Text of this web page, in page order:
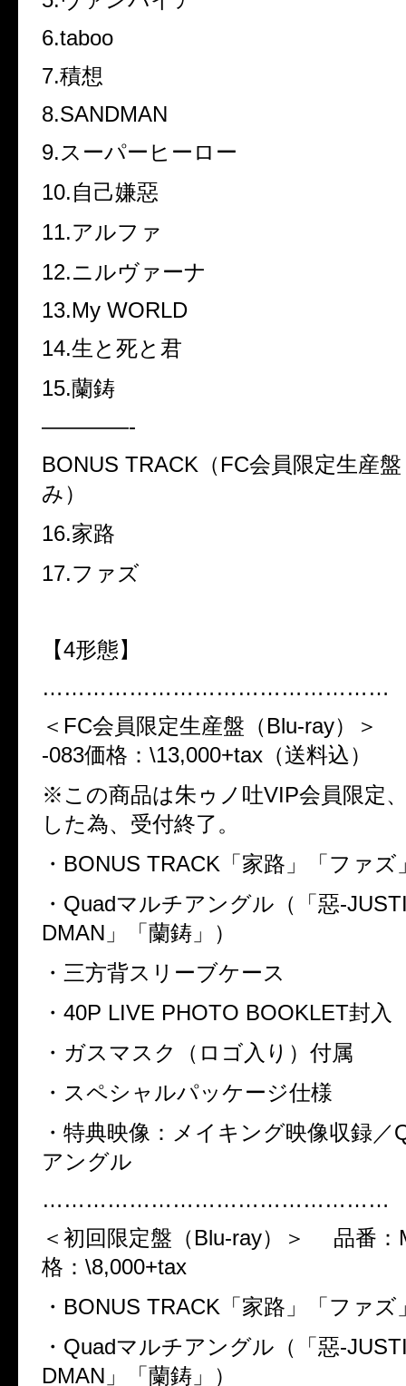
6.taboo
7.積想
8.SANDMAN
9. スーパーヒーロー
10.自己嫌惡
11.アルファ
12.ニルヴァーナ
13.My WORLD
14.生と死と君
15.蘭鋳
————-
BONUS TRACK （FC会員限定生産
み）
16.家路
17.ファズ
【4形態】
…………………………………………
＜ FC会員限定生産盤（Blu-ray）＞
-083価格： \13,000+tax （送料込）
※この商品は朱ゥノ吐VIP会員限定
した為、受付終了。
・ BONUS TRACK 「家路」「ファズ
・ Quadマルチアングル（「惡-
DMAN 」「蘭鋳」）
・三方背スリーブケース
・ 40P LIVE PHOTO BOOKLET封入
・ガスマスク（ロゴ入り）付属
・スペシャルパッケージ仕様
・特典映像：メイキング映像収録／
アングル
…………………………………………
＜初回限定盤（Blu-ray）＞ 品番：
格： \8,000+tax
・ BONUS TRACK 「家路」「ファズ
・ Quadマルチアングル（「惡-
DMAN 」「蘭鋳」）